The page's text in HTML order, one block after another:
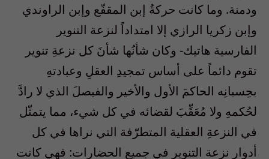
ودمنة. وما كانت حركةُ إبن المقفّع وإبن الراوندي
وإبن زكريا الرازي إلا امتداداً لنزعة التنوير
الفارسية هاتيك- وكان شأنُها شأنَ كل نزعةِ تنوير
تقوم دائماً على أساس تمجيدِ العقلِ وعبادتهِ
بحِسبانِه الحاكمَ الأول والأخير والفيصلَ الذي لا رادَّ
لحُكمهِ ولا مُعَقِّبَ لقضائه في كل شيء، مما يتمثّل
في النزعةِ العقلية المتطرّفة التي نراها في كل
أدوار نزعة التنوير في جميع الحضارات: فهي كانت